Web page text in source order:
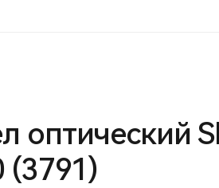
оптический
(3791)